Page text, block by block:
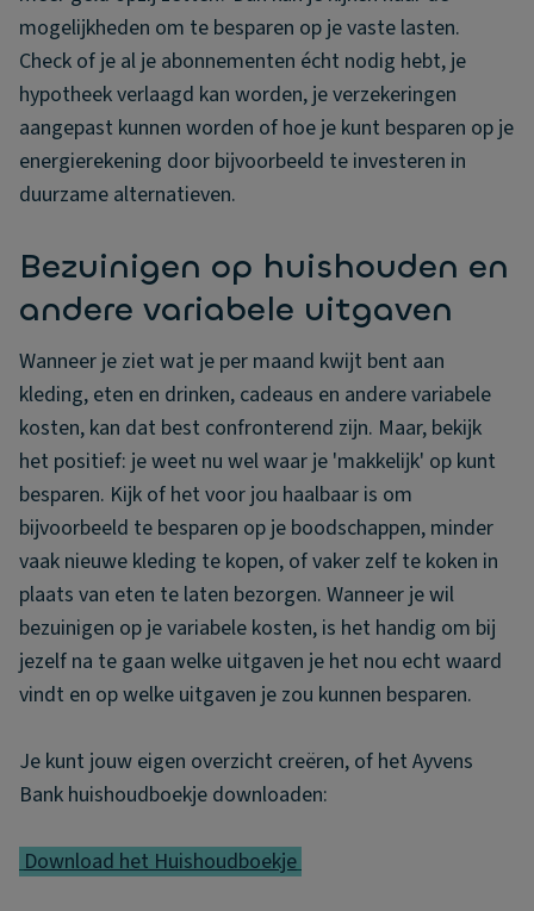
mogelijkheden om te besparen op je vaste lasten.
Check of je al je abonnementen écht nodig hebt, je
hypotheek verlaagd kan worden, je verzekeringen
aangepast kunnen worden of hoe je kunt besparen op je
energierekening door bijvoorbeeld te investeren in
duurzame alternatieven.
Bezuinigen op huishouden en
andere variabele uitgaven
Wanneer je ziet wat je per maand kwijt bent aan
kleding, eten en drinken, cadeaus en andere variabele
kosten, kan dat best confronterend zijn. Maar, bekijk
het positief: je weet nu wel waar je 'makkelijk' op kunt
besparen. Kijk of het voor jou haalbaar is om
bijvoorbeeld te besparen op je boodschappen, minder
vaak nieuwe kleding te kopen, of vaker zelf te koken in
plaats van eten te laten bezorgen. Wanneer je wil
bezuinigen op je variabele kosten, is het handig om bij
jezelf na te gaan welke uitgaven je het nou echt waard
vindt en op welke uitgaven je zou kunnen besparen.
Je kunt jouw eigen overzicht creëren, of het Ayvens
Bank huishoudboekje downloaden:
Download het Huishoudboekje